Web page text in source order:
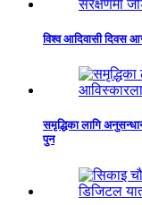
विश्व आदिवासी दिवस
समृद्धिका लागि
पुन